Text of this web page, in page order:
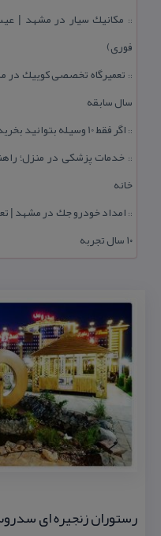
:: مكانیك سیار در مشهد |
فوری)
::
سال سابقه
:: اگر فقط 10 وسیله بتوانید بخرید، اولویت با كدام تجهیزات است؟
:: خدمات پزشكی در منزل؛
خانه
::
۱۰ سال تجربه
رستوران زنجیره ای